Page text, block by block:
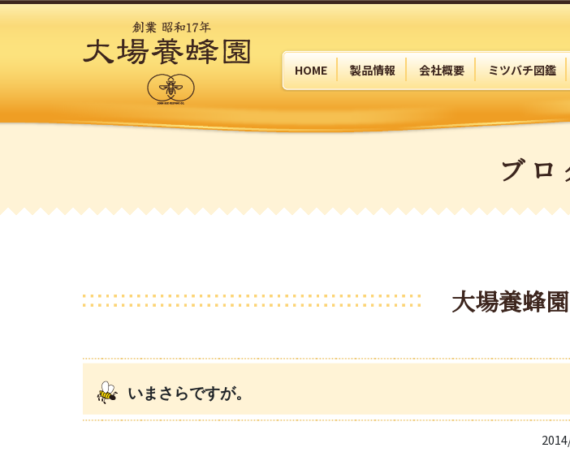
HOME 製品情報 会社概要 ミツバチ図鑑
ブロ
大場養蜂
いまさらですが。